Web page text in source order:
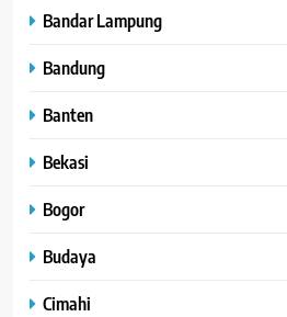
Bandar Lampung
Bandung
Banten
Bekasi
Bogor
Budaya
Cimahi